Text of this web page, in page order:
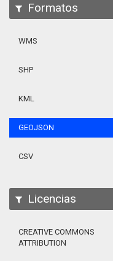
Formatos
WMS
SHP
KML
GEOJSON
CSV
Licencias
CREATIVE COMMONS
ATTRIBUTION